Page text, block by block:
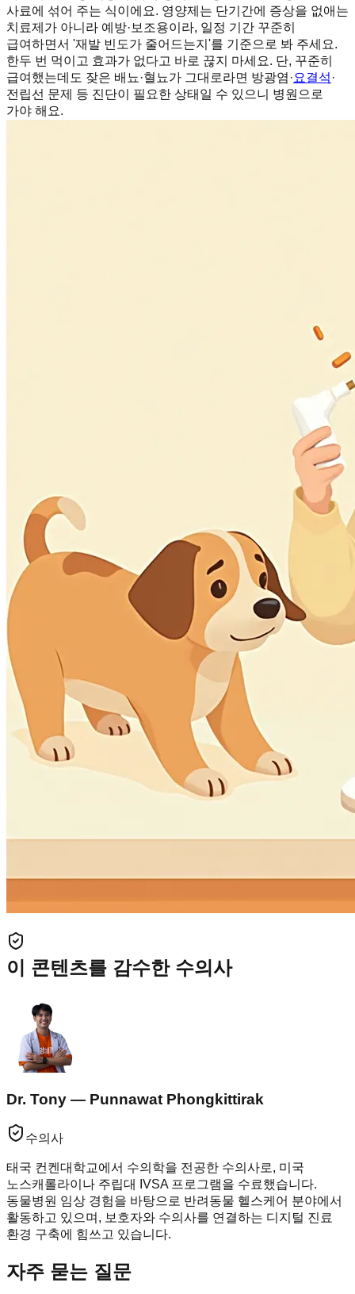
사료에 섞어 주는 식이에요. 영양제는 단기간에 증상을 없애는
치료제가 아니라 예방·보조용이라, 일정 기간 꾸준히
급여하면서 '재발 빈도가 줄어드는지'를 기준으로 봐 주세요.
한두 번 먹이고 효과가 없다고 바로 끊지 마세요. 단, 꾸준히
급여했는데도 잦은 배뇨·혈뇨가 그대로라면 방광염·요결석 ·
전립선 문제 등 진단이 필요한 상태일 수 있으니 병원으로
가야 해요.
이 콘텐츠를 감수한 수의사
Dr. Tony — Punnawat Phongkittirak
수의사
태국 컨켄대학교에서 수의학을 전공한 수의사로, 미국
노스캐롤라이나 주립대 IVSA 프로그램을 수료했습니다.
동물병원 임상 경험을 바탕으로 반려동물 헬스케어 분야에서
활동하고 있으며, 보호자와 수의사를 연결하는 디지털 진료
환경 구축에 힘쓰고 있습니다.
자주 묻는 질문